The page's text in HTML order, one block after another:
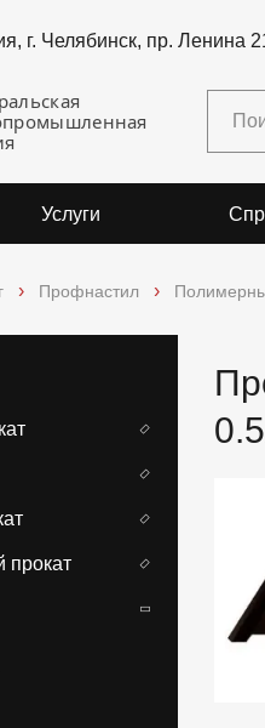
г. Челябинск, пр. Ленина
Услуги
Профнастил